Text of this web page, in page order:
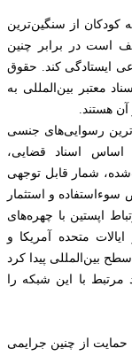
کودکان از سنگین‌ترین
است در برابر چنین
ایستادگی کند. حقوق
معتبر بین‌المللی به
هستند.
رسوایی‌های جنسی
اسناد قضایی،
شمار قابل توجهی
و استثمار
اپستین با چهره‌های
متحده آمریکا و
بین‌المللی پیدا کرد
با این شبکه را
حمایت از چنین جرایمی